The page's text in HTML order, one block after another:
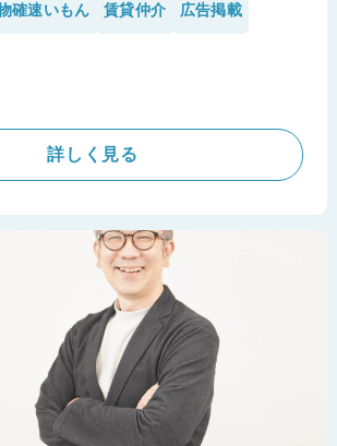
の「分析速いもん」と「物確速
して頂きました。ちょうど閑散期の
ビューを実施させて頂きました。従
うように反響が獲れていない、他社
桜木町店 株式会社リブリッチ様の個別事例
確速いもん 賃貸仲介 広告掲載
詳しく見る